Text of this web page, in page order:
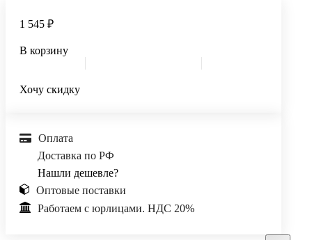
1 545 ₽
В корзину
Хочу скидку
Оплата
Доставка по РФ
Нашли дешевле?
Оптовые поставки
Работаем с юрлицами. НДС 20%